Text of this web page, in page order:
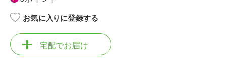
お気に入りに登録する
宅配でお届け